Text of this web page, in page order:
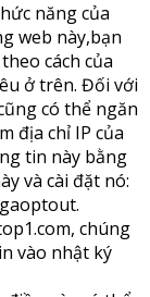
năng của
web này,bạn
cách của
ở trên. Đối với
có thể ngăn
địa chỉ IP của
tin này bằng
và cài đặt nó:
chúng
vào nhật ký